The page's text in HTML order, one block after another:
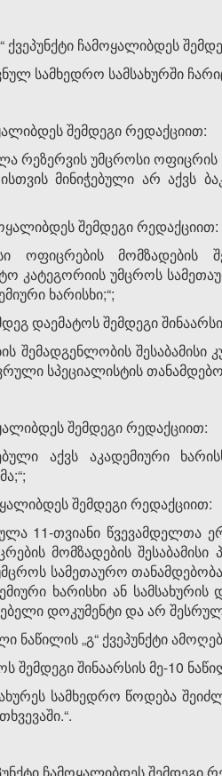
ქვეპუნქტი ჩამოყალიბდეს
სამხედრო სამსახურში
შემდეგი რედაქციით:
რეზერვის უმცროსი
მინიჭებული არ აქვს
შემდეგი რედაქციით:
ოფიცრების
კატეგორიის უმცროს
ხარისხი;“;
დაემატოს შემდეგი
შემადგენლობის
სპეციალისტის
შემდეგი რედაქციით:
აქვს აკადემიური
შემდეგი რედაქციით:
11-თვიანი წვევამდელთა
მომზადების
სამეთაურო
ხარისხი ან
დოკუმენტი და არ
ნაწილის „გ“ ქვეპუნქტი
შემდეგი შინაარსის მე-10
სამხედრო წოდება